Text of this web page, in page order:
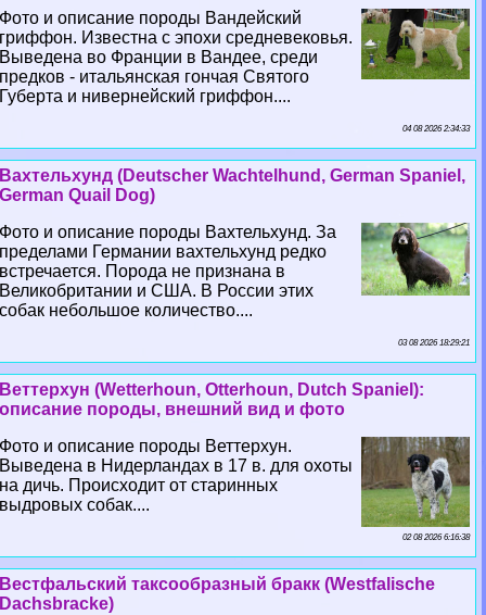
Фото и описание породы Вандейский
гриффон. Известна с эпохи средневековья.
Выведена во Франции в Вандее, среди
предков - итальянская гончая Святого
Губерта и нивернейский гриффон....
04 08 2026 2:34:33
Вахтельхунд (Deutscher Wachtelhund, German Spaniel,
German Quail Dog)
Фото и описание породы Вахтельхунд. За
пределами Германии вахтельхунд редко
встречается. Порода не признана в
Великобритании и США. В России этих
собак небольшое количество....
03 08 2026 18:29:21
Веттерхун (Wetterhoun, Otterhoun, Dutch Spaniel):
описание породы, внешний вид и фото
Фото и описание породы Веттерхун.
Выведена в Нидерландах в 17 в. для охоты
на дичь. Происходит от старинных
выдровых собак....
02 08 2026 6:16:38
Вестфальский таксообразный бpaкк (Westfalische
Dachsbracke)